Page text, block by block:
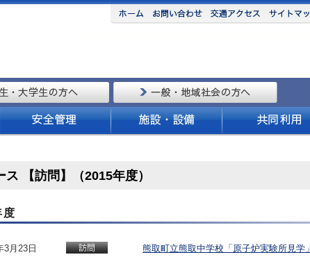
ス 【訪問】（2015年度）
度
3月23日
熊取町立熊取中学校「原子炉実験所見学」